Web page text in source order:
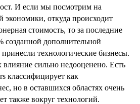
И если мы посмотрим на
экономики, откуда происходит
стоимость, то за последние
созданной дополнительной
технологические бизнесы.
сильно недооценено. Есть
классифицирует как
но в оставшихся областях очень
также вокруг технологий.